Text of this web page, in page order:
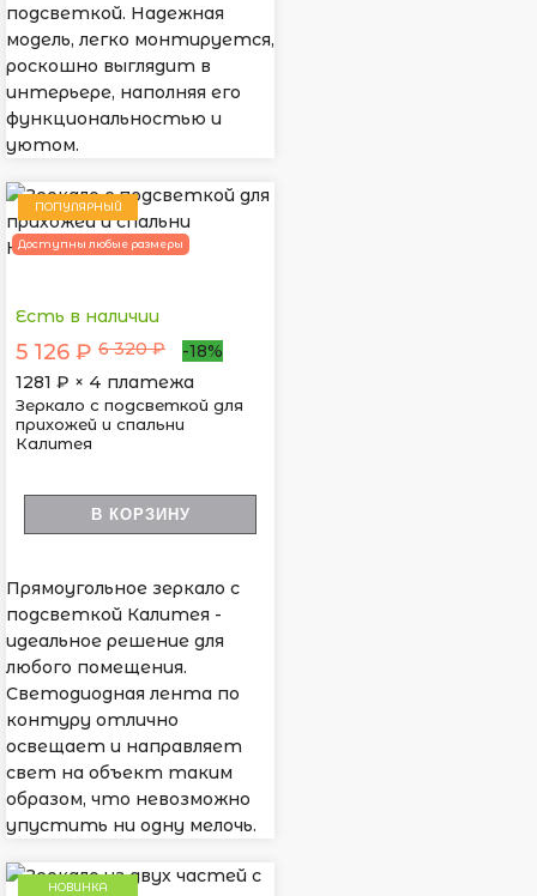
подсветкой. Надежная
модель, легко монтируется,
роскошно выглядит в
интерьере, наполняя его
функциональностью и
уютом.
ПОПУЛЯРНЫЙ
Доступны любые размеры
Есть в наличии
5 126 ₽ 6 320 ₽
-18%
1281 ₽ × 4 платежа
Зеркало с подсветкой для
прихожей и спальни
Калитея
В КОРЗИНУ
Прямоугольное зеркало с
подсветкой Калитея -
идеальное решение для
любого помещения.
Светодиодная лента по
контуру отлично
освещает и направляет
свет на объект таким
образом, что невозможно
упустить ни одну мелочь.
НОВИНКА